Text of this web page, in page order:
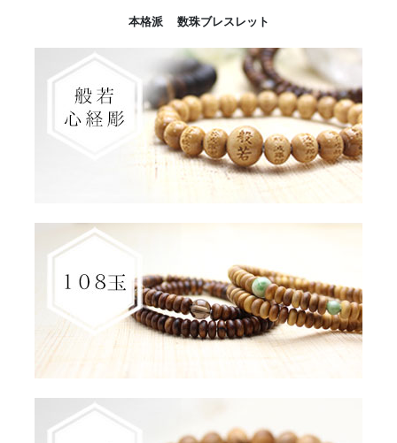
本格派 数珠ブレスレット